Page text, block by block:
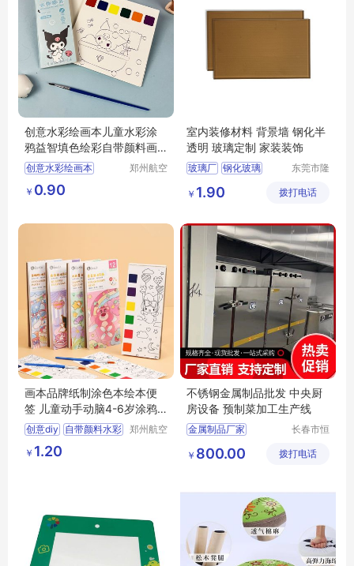
创意水彩绘画本儿童水彩涂
鸦益智填色绘彩自带颜料画
笔美术初学者
创意水彩绘画本
儿童水彩涂鸦
益智填色绘彩
画笔美术初学者
郑州航空
￥ 0.90
室内装修材料 背景墙 钢化半
透明 玻璃定制 家装装饰
玻璃厂 钢化玻璃
办公室隔断玻璃
东莞市隆
限公司
￥ 1.90 拨打电话
画本品牌纸制涂色本绘本便
签 儿童动手动脑4-6岁涂鸦
画画本12页
创意diy
自带颜料水彩
涂色本儿童涂鸦
儿童画画本水彩
郑州航空
￥ 1.20
不锈钢金属制品批发 中央厨
房设备 预制菜加工生产线
金属制品厂家
金属制品厂家批发
长春市恒
备有限公
￥ 800.00 拨打电话